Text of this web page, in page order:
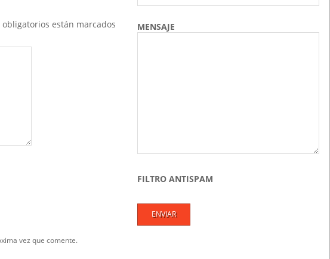
obligatorios están marcados
vez que comente.
MENSAJE
FILTRO ANTISPAM